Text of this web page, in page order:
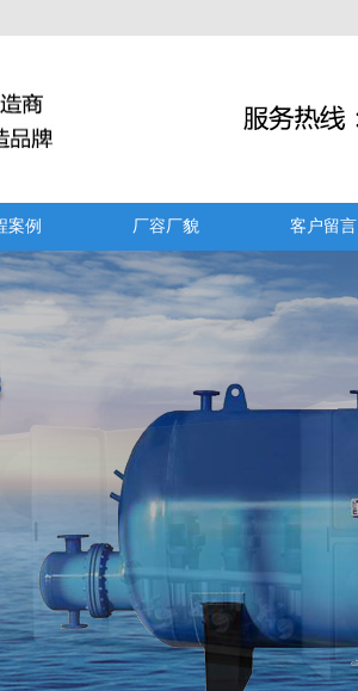
案例 厂容厂貌 客户留言